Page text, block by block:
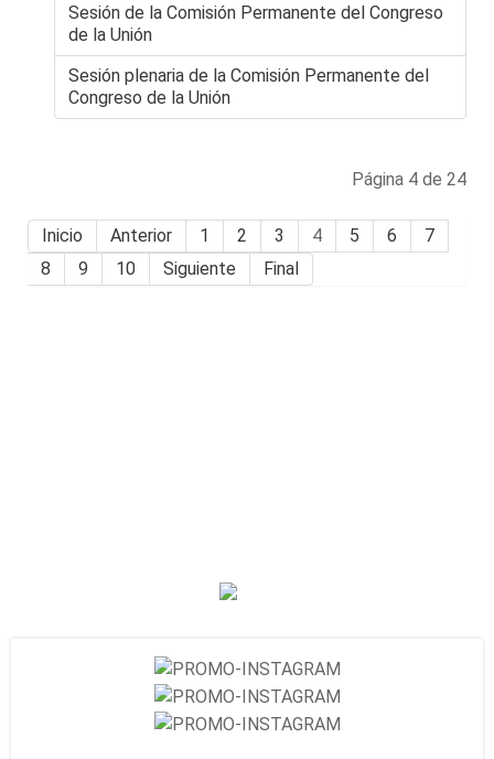
Sesión de la Comisión Permanente del Congreso
de la Unión
Sesión plenaria de la Comisión Permanente del
Congreso de la Unión
Página 4 de 24
Inicio Anterior 1 2 3 4 5 6
7
8
9 10 Siguiente Final